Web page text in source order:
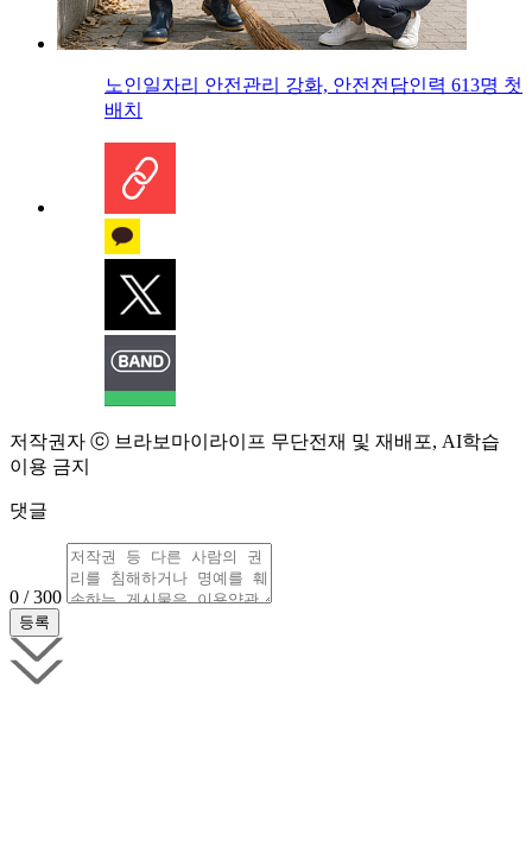
노인일자리 안전관리 강화, 안전전담인력 613명 첫
배치
저작권자 ⓒ 브라보마이라이프 무단전재 및 재배포, AI학습
이용 금지
댓글
0 / 300